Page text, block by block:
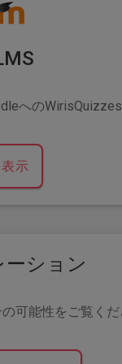
への
示
ーション
可能性をご覧く